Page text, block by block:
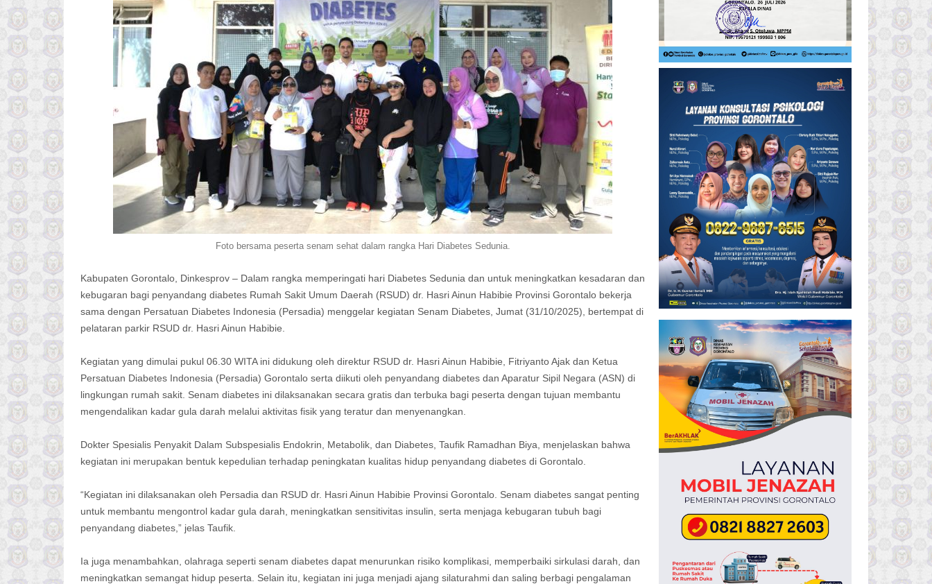
Foto bersama peserta senam sehat dalam rangka Hari Diabetes Sedunia.
Kabupaten Gorontalo, Dinkesprov – Dalam rangka memperingati hari Diabetes Sedunia dan untuk meningkatkan kesadaran dan
kebugaran bagi penyandang diabetes Rumah Sakit Umum Daerah (RSUD) dr. Hasri Ainun Habibie Provinsi Gorontalo bekerja
sama dengan Persatuan Diabetes Indonesia (Persadia) menggelar kegiatan Senam Diabetes, Jumat (31/10/2025), bertempat di
pelataran parkir RSUD dr. Hasri Ainun Habibie.
Kegiatan yang dimulai pukul 06.30 WITA ini didukung oleh direktur RSUD dr. Hasri Ainun Habibie, Fitriyanto Ajak dan Ketua
Persatuan Diabetes Indonesia (Persadia) Gorontalo serta diikuti oleh penyandang diabetes dan Aparatur Sipil Negara (ASN) di
lingkungan rumah sakit. Senam diabetes ini dilaksanakan secara gratis dan terbuka bagi peserta dengan tujuan membantu
mengendalikan kadar gula darah melalui aktivitas fisik yang teratur dan menyenangkan.
Dokter Spesialis Penyakit Dalam Subspesialis Endokrin, Metabolik, dan Diabetes, Taufik Ramadhan Biya, menjelaskan bahwa
kegiatan ini merupakan bentuk kepedulian terhadap peningkatan kualitas hidup penyandang diabetes di Gorontalo.
“Kegiatan ini dilaksanakan oleh Persadia dan RSUD dr. Hasri Ainun Habibie Provinsi Gorontalo. Senam diabetes sangat penting
untuk membantu mengontrol kadar gula darah, meningkatkan sensitivitas insulin, serta menjaga kebugaran tubuh bagi
penyandang diabetes,” jelas Taufik.
Ia juga menambahkan, olahraga seperti senam diabetes dapat menurunkan risiko komplikasi, memperbaiki sirkulasi darah, dan
meningkatkan semangat hidup peserta. Selain itu, kegiatan ini juga menjadi ajang silaturahmi dan saling berbagi pengalaman